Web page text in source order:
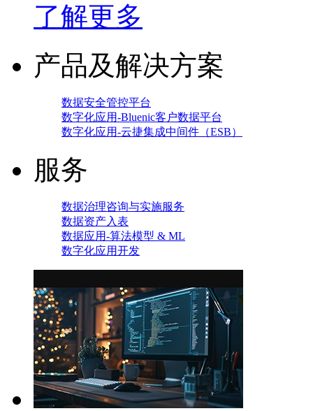
了解更多
产品及解决方案
数据安全管控平台
数字化应用-Bluenic客户数据平台
数字化应用-云捷集成中间件（ESB）
服务
数据治理咨询与实施服务
数据资产入表
数据应用-算法模型 & ML
数字化应用开发